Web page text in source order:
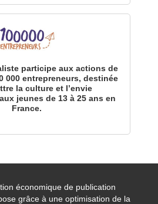
participe aux actions de
000 entrepreneurs, destinée
la culture et l’envie
jeunes de 13 à 25 ans en
France.
économique de publication
grâce à une optimisation de la